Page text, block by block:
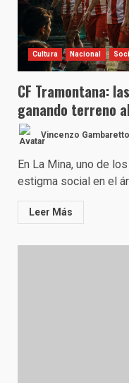
Cultura Nacional
CF Tramontana:
ganando terreno
Vincenzo Gambaretto
En La Mina, uno de
estigma social en el
Leer Más